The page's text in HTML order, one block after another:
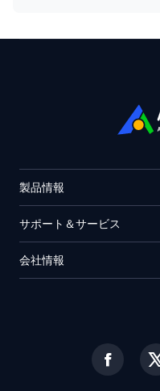
製品情報
サポート＆サービス
会社情報